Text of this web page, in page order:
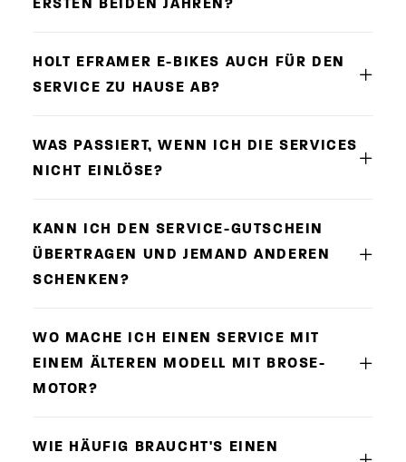
HOLT EFRAMER E-BIKES AUCH FÜR DEN
SERVICE ZU HAUSE AB?
WAS PASSIERT, WENN ICH DIE SERVICES
NICHT EINLÖSE?
KANN ICH DEN SERVICE-GUTSCHEIN
ÜBERTRAGEN UND JEMAND ANDEREN
SCHENKEN?
WO MACHE ICH EINEN SERVICE MIT
EINEM ÄLTEREN MODELL MIT BROSE-
MOTOR?
WIE HÄUFIG BRAUCHT'S EINEN